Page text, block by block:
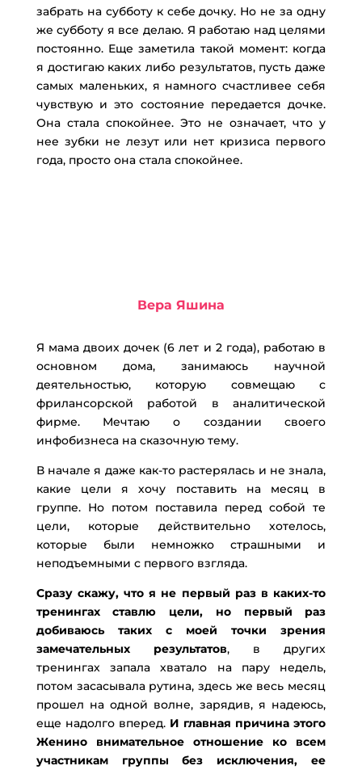
забрать на субботу к себе дочку. Но не за одну
же субботу я все делаю. Я работаю над целями
постоянно. Еще заметила такой момент: когда
я достигаю каких либо результатов, пусть даже
самых маленьких, я намного счастливее себя
чувствую и это состояние передается дочке.
Она стала спокойнее. Это не означает, что у
нее зубки не лезут или нет кризиса первого
года, просто она стала спокойнее.
Вера Яшина
Я мама двоих дочек (6 лет и 2 года), работаю в
основном дома, занимаюсь научной
деятельностью, которую совмещаю с
фрилансорской работой в аналитической
фирме. Мечтаю о создании своего
инфобизнеса на сказочную тему.
В начале я даже как-то растерялась и не знала,
какие цели я хочу поставить на месяц в
группе. Но потом поставила перед собой те
цели, которые действительно хотелось,
которые были немножко страшными и
неподъемными с первого взгляда.
Сразу скажу, что я не первый раз в каких-то
тренингах ставлю цели, но первый раз
добиваюсь таких с моей точки зрения
замечательных результатов, в других
тренингах запала хватало на пару недель,
потом засасывала рутина, здесь же весь месяц
прошел на одной волне, зарядив, я надеюсь,
еще надолго вперед. И главная причина этого
Женино внимательное отношение ко всем
участникам группы без исключения, ее